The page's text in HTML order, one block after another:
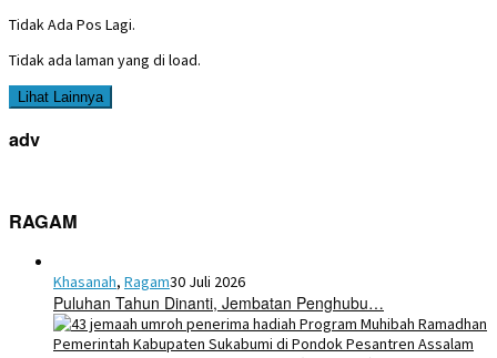
Tidak Ada Pos Lagi.
Tidak ada laman yang di load.
Lihat Lainnya
adv
RAGAM
Khasanah, Ragam30 Juli 2026
Puluhan Tahun Dinanti, Jembatan Penghubu…